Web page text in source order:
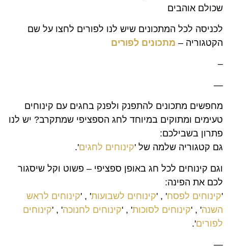
שכולם אוהבים
לכניסה לכל המתכונים שיש לנו לפורים לחצו על שם
הקטגוריה – מתכונים לפורים
–
—
מחפשים מתכונים להתפנק ולפנק בחגים עם קינוחים
טעימים ומתוקים במיוחד לחג הספציפי שמתקרב? יש לנו
פתרון בשבילכם:
גם קטגוריה שלמה של 'קינוחים לחגים'.
וגם קינוחים לכל חג באופן ספציפי – פשוט וקל שיסגור
לכם את הפינה:
'קינוחים לפסח' , 'קינוחים לשבועות' , 'קינוחים לראש
השנה' , 'קינוחים לסוכות' , 'קינוחים לחנוכה' , 'קינוחים
לפורים'.
—